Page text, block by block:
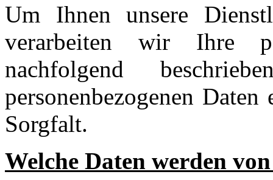
Um Ihnen unsere
verarbeiten wir Ihre
nachfolgend
personenbezogenen
Sorgfalt.
Welche Daten werden